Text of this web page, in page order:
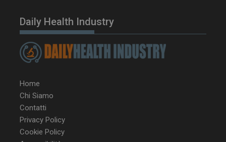
Daily Health Industry
Home
Chi Siamo
Contatti
Privacy Policy
Cookie Policy
NOME
__Secure-ROLLOUT_TOKEN